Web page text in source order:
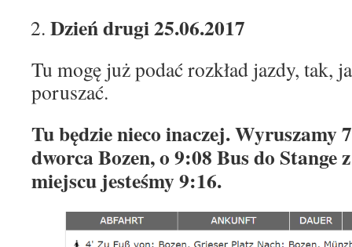
Dzień drugi 25.06.2017
Tu mogę już podać rozkład jazdy, tak,
poruszać.
Tu będzie nieco inaczej. Wyruszamy
dworca Bozen, o 9:08 Bus do Stange
miejscu jesteśmy 9:16.